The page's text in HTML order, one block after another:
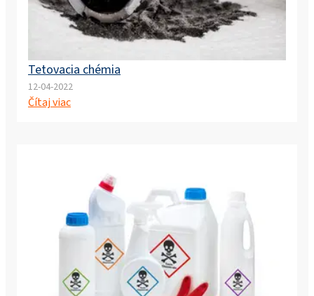
Tetovacia chémia
12-04-2022
Čítaj viac